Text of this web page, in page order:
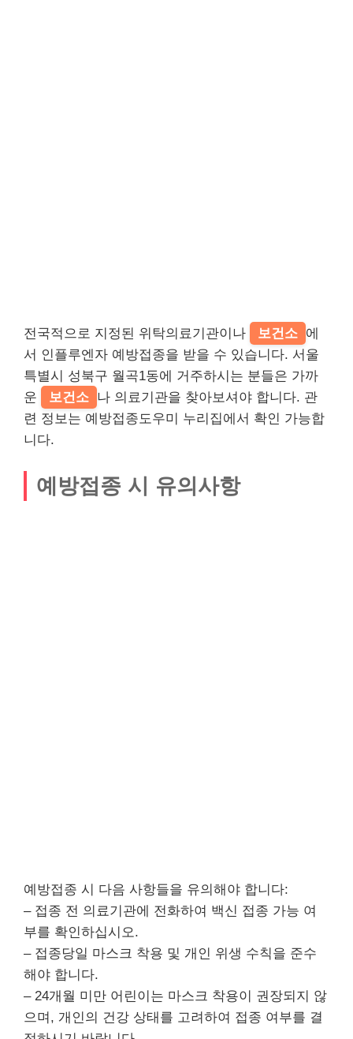
전국적으로 지정된 위탁의료기관이나 보건소 에
서 인플루엔자 예방접종을 받을 수 있습니다. 서울
특별시 성북구 월곡1동에 거주하시는 분들은 가까
운
보건소 나 의료기관을 찾아보셔야 합니다. 관
련 정보는 예방접종도우미 누리집에서 확인 가능합
니다.
예방접종 시 유의사항
예방접종 시 다음 사항들을 유의해야 합니다:
– 접종 전 의료기관에 전화하여 백신 접종 가능 여
부를 확인하십시오.
– 접종당일 마스크 착용 및 개인 위생 수칙을 준수
해야 합니다.
– 24개월 미만 어린이는 마스크 착용이 권장되지 않
으며, 개인의 건강 상태를 고려하여 접종 여부를 결